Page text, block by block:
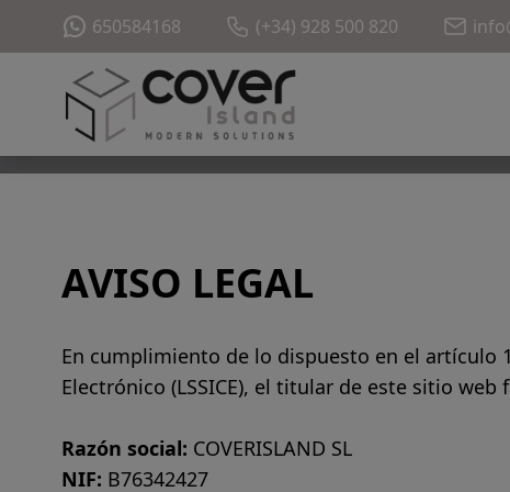
650584168 (+34) 928 500 820
AVISO LEGAL
En cumplimiento de lo dispuesto en el artículo
Electrónico (LSSICE), el titular de este sitio
Razón social: COVERISLAND SL
NIF: B76342427